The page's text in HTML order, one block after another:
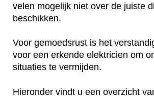
velen mogelijk niet over de juiste
beschikken.
Voor gemoedsrust is het
voor een erkende elektricien om
situaties te vermijden.
Hieronder vindt u een overzicht